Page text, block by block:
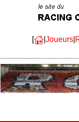
[ | Joueurs|